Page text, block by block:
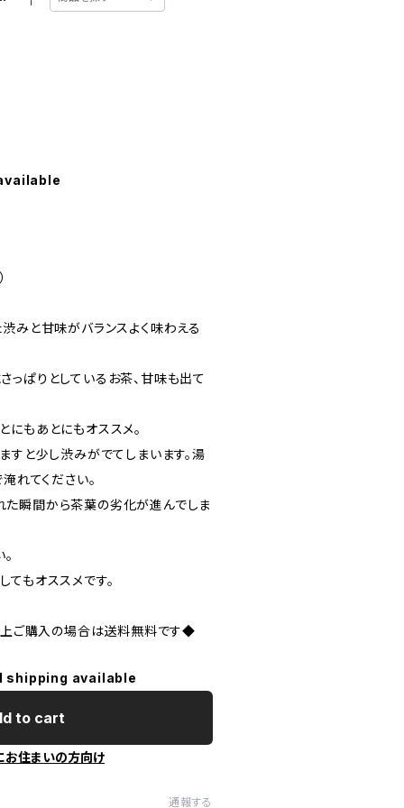
みと甘味がバランスよく味わえる
ぱりとしているお茶、甘味も出て
もあとにもオススメ。
と少し渋みがでてしまいます。湯
れてください。
瞬間から茶葉の劣化が進んでしま
もオススメです。
ご購入の場合は送料無料です◆
shipping available
to cart
お住まいの方向け
通報する